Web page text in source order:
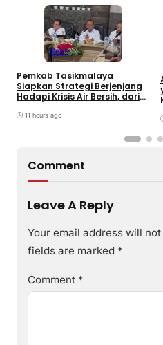
News
Pemkab Tasikmalaya
Siapkan Strategi Berjenjang
Hadapi Krisis Air Bersih, dari
Gerakan Reboisasi
11 hours ago
Comment
Leave A Reply
Your email address will
fields are marked *
Comment *